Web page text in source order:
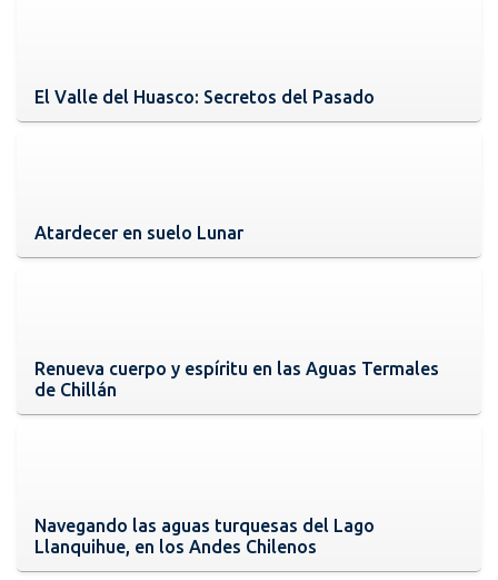
El Valle del Huasco: Secretos del Pasado
Atardecer en suelo Lunar
Renueva cuerpo y espíritu en las Aguas Termales
de Chillán
Navegando las aguas turquesas del Lago
Llanquihue, en los Andes Chilenos